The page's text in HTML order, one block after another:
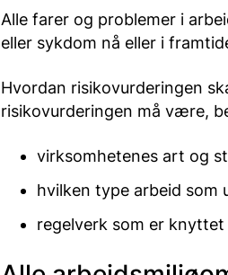
Alle farer og problemer i
eller sykdom nå eller i
Hvordan risikovurderingen
risikovurderingen må være,
virksomhetenes art og
hvilken type arbeid som
regelverk som er